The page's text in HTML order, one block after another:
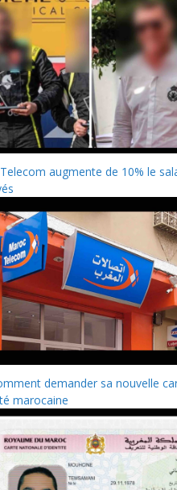
augmente de 10% le
demander sa nouvelle
marocaine